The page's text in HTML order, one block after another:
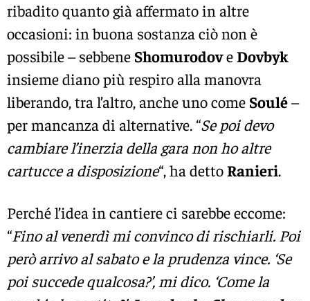
ribadito quanto già affermato in altre
occasioni: in buona sostanza ciò non è
possibile – sebbene ShomurodoveDovbyk
insieme diano più respiro alla manovra
liberando, tra l’altro, anche uno come Soulé–
per mancanza di alternative. “Se poi devo
cambiare l’inerzia della gara non ho altre
cartucce a disposizione“, ha dettoRanieri.
Perché l’idea in cantiere ci sarebbe eccome:
“Fino al venerdì mi convinco di rischiarli. Poi
però arrivo al sabato e la prudenza vince. ‘Se
poi succede qualcosa?’, mi dico. ‘Come la